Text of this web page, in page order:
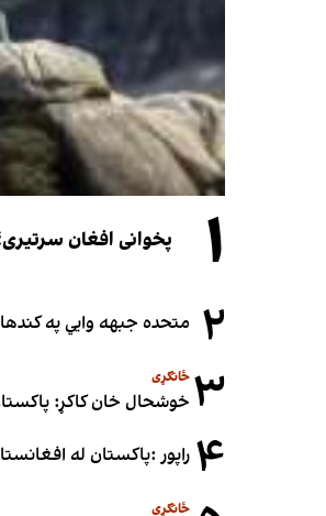
۱ پخوانی افغان سرتیری؛د افغان پوځ
۲ متحده جبهه وايي په
۳ ځانګړی
خوشحال خان کاکړ:
۴ راپور :پاکستان له
ځانګړی